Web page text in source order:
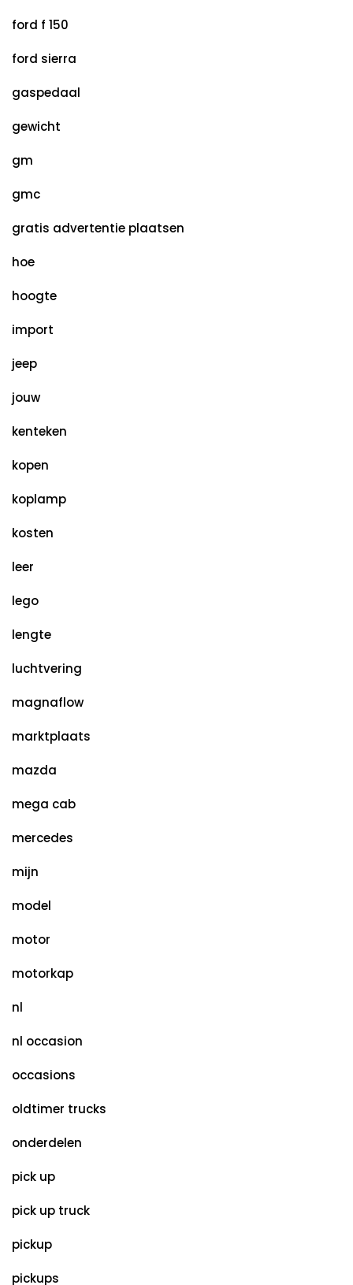
ford f 150
ford sierra
gaspedaal
gewicht
gm
gmc
gratis advertentie plaatsen
hoe
hoogte
import
jeep
jouw
kenteken
kopen
koplamp
kosten
leer
lego
lengte
luchtvering
magnaflow
marktplaats
mazda
mega cab
mercedes
mijn
model
motor
motorkap
nl
nl occasion
occasions
oldtimer trucks
onderdelen
pick up
pick up truck
pickup
pickups